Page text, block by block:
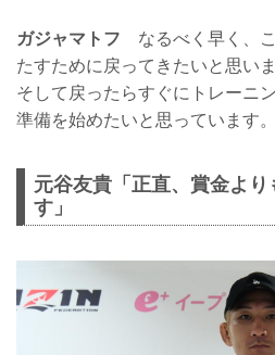
ガジャマトフ なるべく早く、
たすために戻ってきたいと思い
そして戻ったらすぐにトレーニ
準備を始めたいと思っています。
元谷友貴「正直、賞金よ
す」